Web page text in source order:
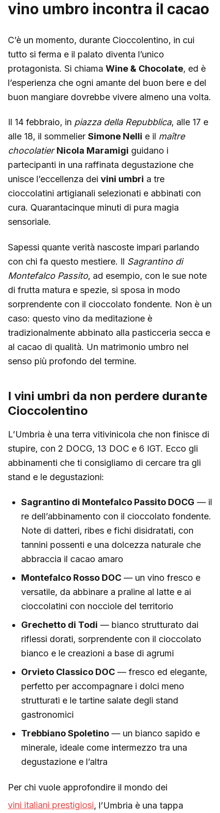
vino umbro incontra il cacao
C’è un momento, durante Cioccolentino, in cui
tutto si ferma e il palato diventa l’unico
protagonista. Si chiama Wine & Chocolate, ed è
l’esperienza che ogni amante del buon bere e del
buon mangiare dovrebbe vivere almeno una volta.
Il 14 febbraio, in piazza della Repubblica, alle 17 e
alle 18, il sommelier Simone Nelli e il maître
chocolatier Nicola Maramigi guidano i
partecipanti in una raffinata degustazione che
unisce l’eccellenza dei vini umbri a tre
cioccolatini artigianali selezionati e abbinati con
cura. Quarantacinque minuti di pura magia
sensoriale.
Sapessi quante verità nascoste impari parlando
con chi fa questo mestiere. Il Sagrantino di
Montefalco Passito, ad esempio, con le sue note
di frutta matura e spezie, si sposa in modo
sorprendente con il cioccolato fondente. Non è un
caso: questo vino da meditazione è
tradizionalmente abbinato alla pasticceria secca e
al cacao di qualità. Un matrimonio umbro nel
senso più profondo del termine.
I vini umbri da non perdere durante
Cioccolentino
L’Umbria è una terra vitivinicola che non finisce di
stupire, con 2 DOCG, 13 DOC e 6 IGT. Ecco gli
abbinamenti che ti consigliamo di cercare tra gli
stand e le degustazioni:
Sagrantino di Montefalco Passito DOCG — il
re dell’abbinamento con il cioccolato fondente.
Note di datteri, ribes e fichi disidratati, con
tannini possenti e una dolcezza naturale che
abbraccia il cacao amaro
Montefalco Rosso DOC — un vino fresco e
versatile, da abbinare a praline al latte e ai
cioccolatini con nocciole del territorio
Grechetto di Todi — bianco strutturato dai
riflessi dorati, sorprendente con il cioccolato
bianco e le creazioni a base di agrumi
Orvieto Classico DOC — fresco ed elegante,
perfetto per accompagnare i dolci meno
strutturati e le tartine salate degli stand
gastronomici
Trebbiano Spoletino — un bianco sapido e
minerale, ideale come intermezzo tra una
degustazione e l’altra
Per chi vuole approfondire il mondo dei
vini italiani prestigiosi , l’Umbria è una tappa